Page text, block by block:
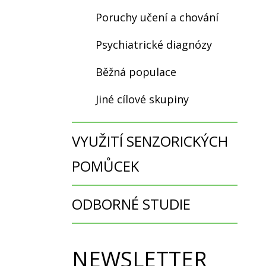
Poruchy učení a chování
Psychiatrické diagnózy
Běžná populace
Jiné cílové skupiny
VYUŽITÍ SENZORICKÝCH
POMŮCEK
ODBORNÉ STUDIE
NEWSLETTER